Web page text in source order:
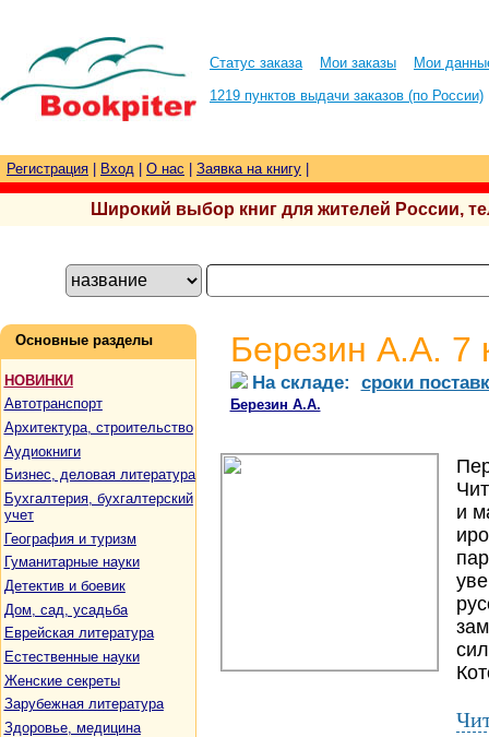
Статус заказа Мои заказы
Мои
1219 пунктов выдачи заказов (по России)
Регистрация Вход О нас Заявка на книгу
Широкий выбор книг для жителей России,
Основные разделы
НОВИНКИ
Автотранспорт
Архитектура, строительство
Аудиокниги
Бизнес, деловая литература
Бухгалтерия, бухгалтерский
учет
География и туризм
Гуманитарные науки
Детектив и боевик
Дом, сад, усадьба
Еврейская литература
Естественные науки
Женские секреты
Зарубежная литература
Здоровье, медицина
Березин А.А. 7
На складе: сроки
Березин А.А.
и